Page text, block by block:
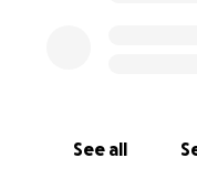
See all